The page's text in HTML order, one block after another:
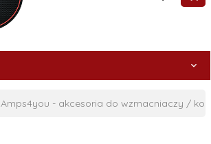
Amps4you - akcesoria do wzmacniaczy /